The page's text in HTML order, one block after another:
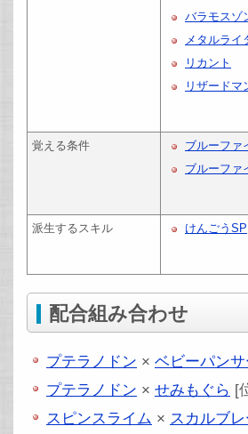
バラモスゾ
メタルライ
リカント
リザードマ
覚える条件 ブルーファ
ブルーファ
派生するスキル けんごうSP
配合組み合わせ
プテラノドン × ベビーパンサ
プテラノドン × せみもぐら [
スピンスライム × スカルブレ